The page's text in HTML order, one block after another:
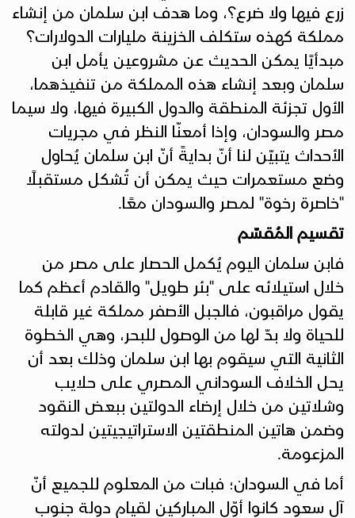
زرع فيها ولا ضرع؟، وما هدف ابن سلمان من إنشاء
مملكة كهذه ستكلف الخزينة مليارات الدولارات؟
مبدأيًا يمكن الحديث عن مشروعين يأمل ابن
سلمان وبعد إنشاء هذه المملكة من تنفيذهما،
الأول تجزئة المنطقة والدول الكبيرة فيها، ولا سيما
مصر والسودان، وإذا أمعنّا النظر في مجريات
الأحداث يتبيّن لنا أنّ بدايةً أنّ ابن سلمان يُحاول
وضع مستعمرات حيث يمكن أن تُشكل مستقبلًا
"خاصرة رخوة" لمصر والسودان معًا.
تقسيم المُقسّم
فابن سلمان اليوم يُكمل الحصار على مصر من
خلال استيلائه على "بئر طويل" والقادم أعظم كما
يقول مراقبون، فالجبل الأصفر مملكة غير قابلة
للحياة ولا بدّ لها من الوصول للبحر، وهي الخطوة
الثانية التي سيقوم بها ابن سلمان وذلك بعد أن
يحل الخلاف السوداني المصري على حلايب
وشلاتين من خلال إرضاء الدولتين ببعض النقود
وضمن هاتين المنطقتين الاستراتيجيتين لدولته
المزعومة.
أما في السودان؛ فبات من المعلوم للجميع أنّ
آل سعود كانوا أوّل المباركين لقيام دولة جنوب